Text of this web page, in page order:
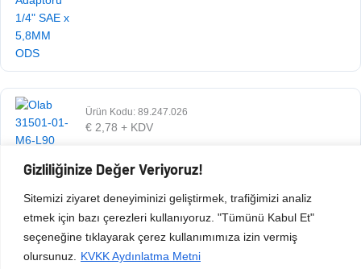
Gizliliğinize Değer Veriyoruz!
Sitemizi ziyaret deneyiminizi geliştirmek, trafiğimizi analiz
etmek için bazı çerezleri kullanıyoruz. "Tümünü Kabul Et"
seçeneğine tıklayarak çerez kullanımımıza izin vermiş
olursunuz.
KVKK Aydınlatma Metni
Ürün Kodu: 89.247.026
€ 2,78 + KDV